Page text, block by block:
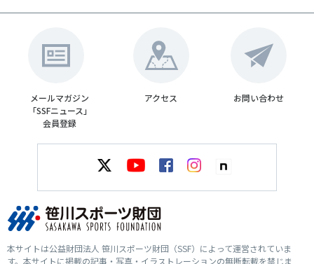
メールマガジン
「SSFニュース」
会員登録
アクセス お問い合わせ
本サイトは公益財団法人 笹川スポーツ財団（SSF）によって運営されていま
す。本サイトに掲載の記事・写真・イラストレーションの無断転載を禁じま